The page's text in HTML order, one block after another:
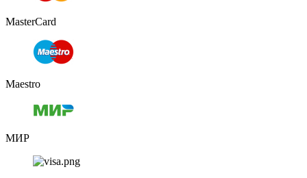
MasterCard
Maestro
МИР